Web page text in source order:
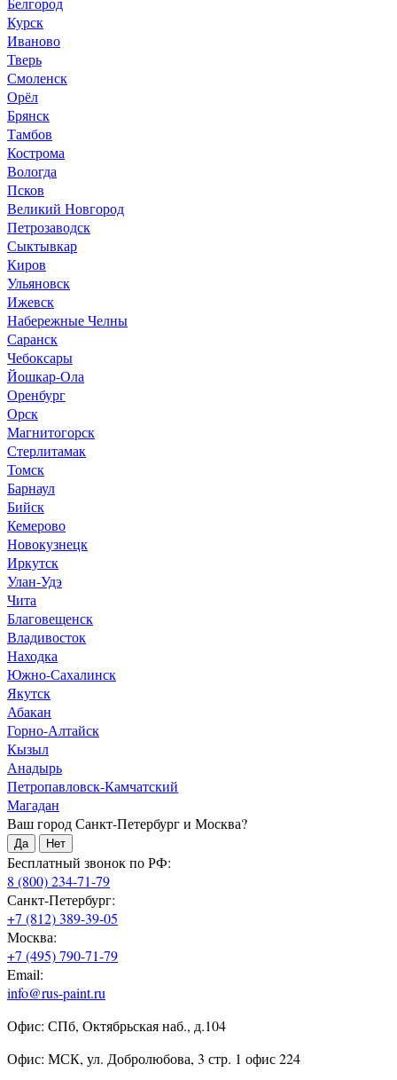
Курск
Иваново
Тверь
Смоленск
Орёл
Брянск
Тамбов
Кострома
Вологда
Псков
Великий Новгород
Петрозаводск
Сыктывкар
Киров
Ульяновск
Ижевск
Набережные Челны
Саранск
Чебоксары
Йошкар-Ола
Оренбург
Орск
Магнитогорск
Стерлитамак
Томск
Барнаул
Бийск
Кемерово
Новокузнецк
Иркутск
Улан-Удэ
Чита
Благовещенск
Владивосток
Находка
Южно-Сахалинск
Якутск
Абакан
Горно-Алтайск
Кызыл
Анадырь
Петропавловск-Камчатский
Магадан
Ваш город Санкт-Петербург и Москва?
Да Нет
Бесплатный звонок по РФ:
8 (800) 234-71-79
Санкт-Петербург:
+7 (812) 389-39-05
Москва:
+7 (495) 790-71-79
Email:
info@rus-paint.ru
Офис: СПб, Октябрьская наб., д.104
Офис: МСК, ул. Добролюбова, 3 стр. 1 офис 224